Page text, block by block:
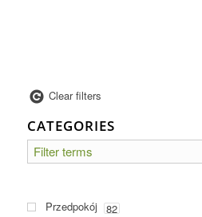
Clear filters
CATEGORIES
Przedpokój
82